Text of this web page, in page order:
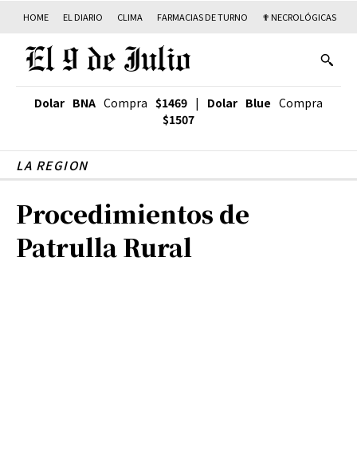
HOME EL DIARIO CLIMA FARMACIAS DE TURNO ✟ NECROLÓGICAS
Dolar BNA Compra $1469 | Dolar Blue Compra
$1507
LA REGION
Procedimientos de
Patrulla Rural